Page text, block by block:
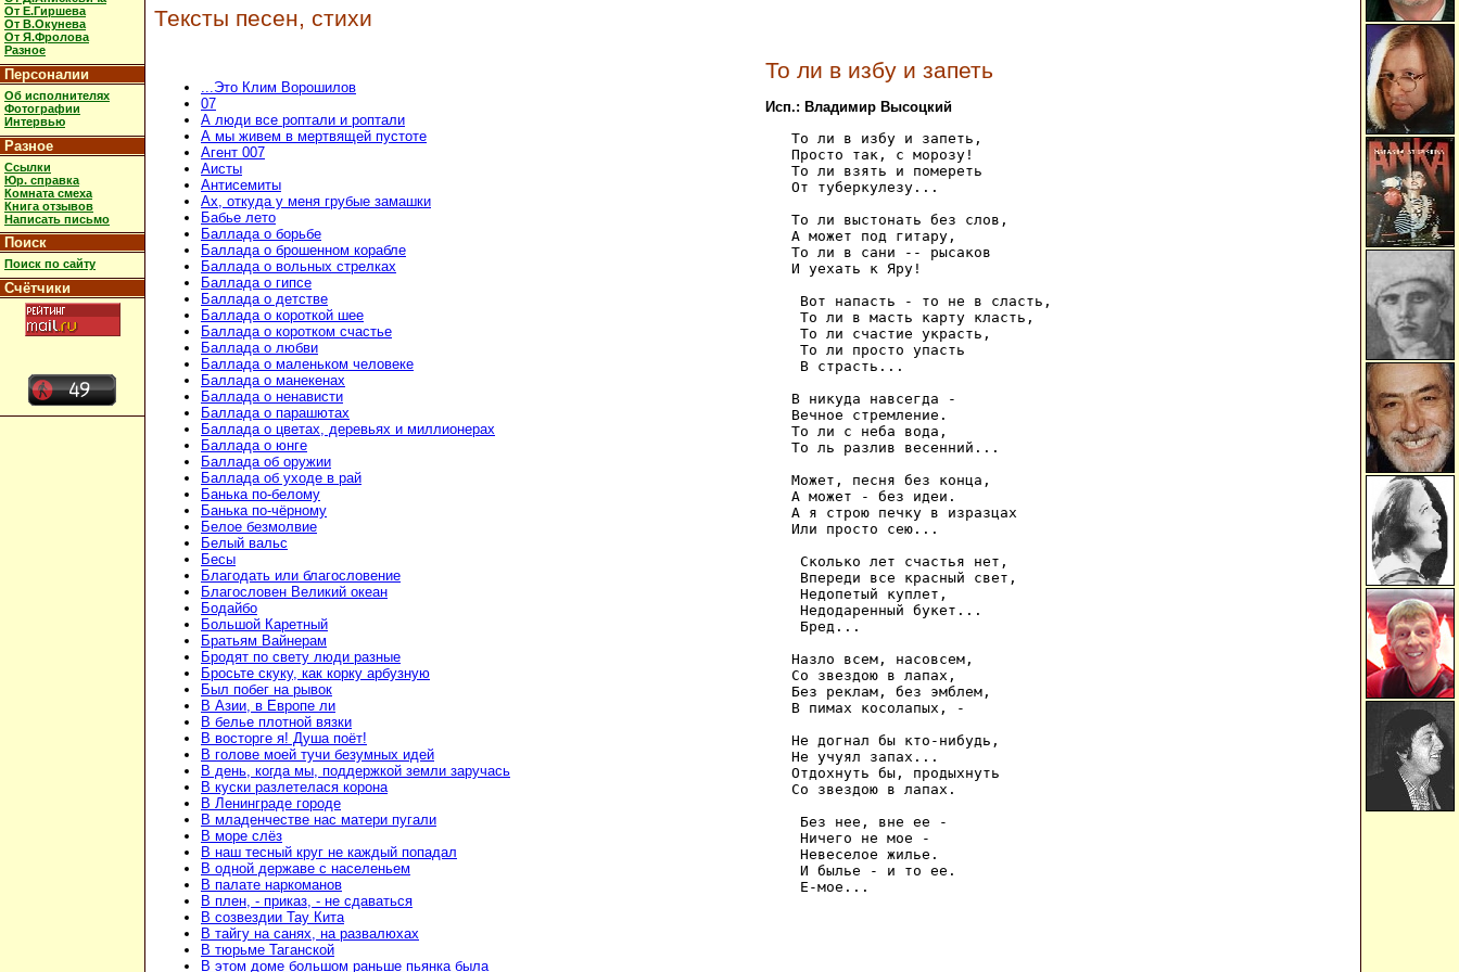
От Е.Гиршева
От В.Окунева
От Я.Фролова
Разное
Персоналии
Об исполнителях
Фотографии
Интервью
Разное
Ссылки
Юр. справка
Комната смеха
Книга отзывов
Написать письмо
Поиск
Поиск по сайту
Счётчики
Тексты песен, стихи
...Это Клим Ворошилов
07
А люди все роптали и роптали
А мы живем в мертвящей пустоте
Агент 007
Аисты
Антисемиты
Ах, откуда у меня грубые замашки
Бабье лето
Баллада о борьбе
Баллада о брошенном корабле
Баллада о вольных стрелках
Баллада о гипсе
Баллада о детстве
Баллада о короткой шее
Баллада о коротком счастье
Баллада о любви
Баллада о маленьком человеке
Баллада о манекенах
Баллада о ненависти
Баллада о парашютах
Баллада о цветах, деревьях и миллионерах
Баллада о юнге
Баллада об оружии
Баллада об уходе в рай
Банька по-белому
Банька по-чёрному
Белое безмолвие
Белый вальс
Бесы
Благодать или благословение
Благословен Великий океан
Бодайбо
Большой Каретный
Братьям Вайнерам
Бродят по свету люди разные
Бросьте скуку, как корку арбузную
Был побег на рывок
В Азии, в Европе ли
В белье плотной вязки
В восторге я! Душа поёт!
В голове моей тучи безумных идей
В день, когда мы, поддержкой земли заручась
В куски разлетелася корона
В Ленинграде городе
В младенчестве нас матери пугали
В море слёз
В наш тесный круг не каждый попадал
В одной державе с населеньем
В палате наркоманов
В плен, - приказ, - не сдаваться
В созвездии Тау Кита
В тайгу на санях, на развалюхах
В тюрьме Таганской
В этом доме большом раньше пьянка была
То ли в избу и запеть
Исп.: Владимир Высоцкий
   То ли в избу и запеть,
   Просто так, с морозу!
   То ли взять и помереть
   От туберкулезу...
   То ли выстонать без слов,
   А может под гитару,
   То ли в сани -- рысаков
   И уехать к Яру!
    Вот напасть - то не в сласть,
    То ли в масть карту класть,
    То ли счастие украсть,
    То ли просто упасть
    В страсть...
   В никуда навсегда -
   Вечное стремление.
   То ли с неба вода,
   То ль разлив весенний...
   Может, песня без конца,
   А может - без идеи.
   А я строю печку в изразцах
   Или просто сею...
    Сколько лет счастья нет,
    Впереди все красный свет,
    Недопетый куплет,
    Недодаренный букет...
    Бред...
   Назло всем, насовсем,
   Со звездою в лапах,
   Без реклам, без эмблем,
   В пимах косолапых, -
   Не догнал бы кто-нибудь,
   Не учуял запах...
   Отдохнуть бы, продыхнуть
   Со звездою в лапах.
    Без нее, вне ее -
    Ничего не мое -
    Невеселое жилье.
    И былье - и то ее.
    Е-мое...